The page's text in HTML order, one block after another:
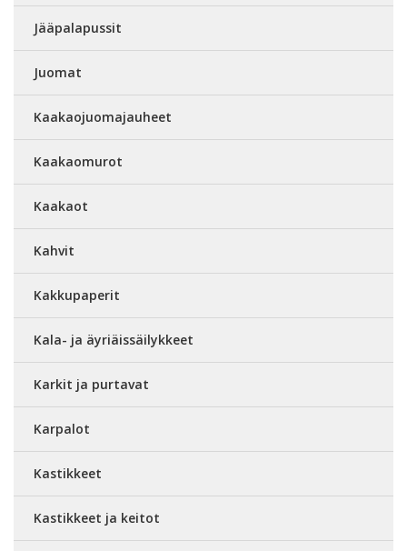
Jääpalapussit
Juomat
Kaakaojuomajauheet
Kaakaomurot
Kaakaot
Kahvit
Kakkupaperit
Kala- ja äyriäissäilykkeet
Karkit ja purtavat
Karpalot
Kastikkeet
Kastikkeet ja keitot